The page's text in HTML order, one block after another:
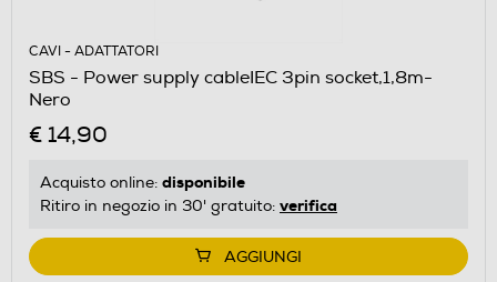
CAVI - ADATTATORI
SBS - Power supply cableIEC 3pin socket,1,8m-
Nero
€ 14,90
Acquisto online: disponibile
Ritiro in negozio in 30' gratuito: verifica
AGGIUNGI